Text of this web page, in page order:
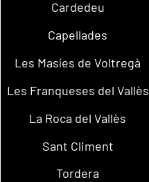
Cardedeu
Capellades
Les Masíes de Voltregà
Les Franqueses del Vallès
La Roca del Vallès
Sant Climent
Tordera